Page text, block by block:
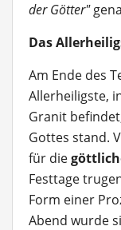
der Götter"
Das
Am Ende des
Allerheiligste,
Granit
Gottes stand.
für die
Festtage
Form einer
Abend wurde